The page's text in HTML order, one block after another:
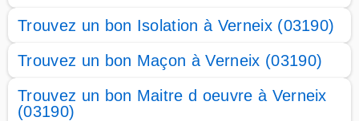
Trouvez un bon Isolation à Verneix (03190)
Trouvez un bon Maçon à Verneix (03190)
Trouvez un bon Maitre d oeuvre à Verneix
(03190)